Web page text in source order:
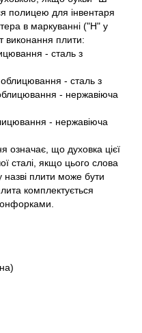
полицею для інвентаря
в маркуванні ("Н" у
виконання плити:
- сталь з
облицювання - сталь з
- нержавіюча
- нержавіюча
означає, що духовка цієї
сталі, якщо цього слова
назві плити може бути
комплектується